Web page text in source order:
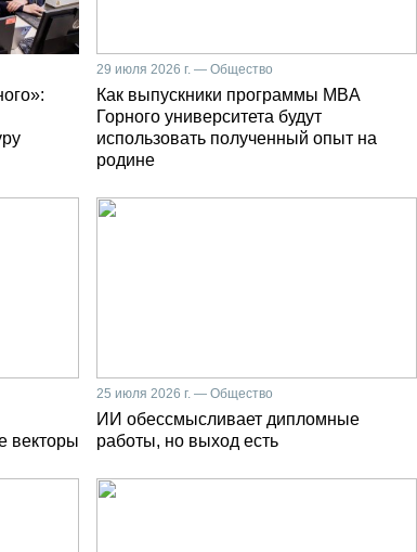
29 июля 2026 г. — Общество
Как выпускники программы MBA
Горного университета будут
использовать полученный опыт на
родине
векторы
25 июля 2026 г. — Общество
ИИ обессмысливает дипломные
работы, но выход есть